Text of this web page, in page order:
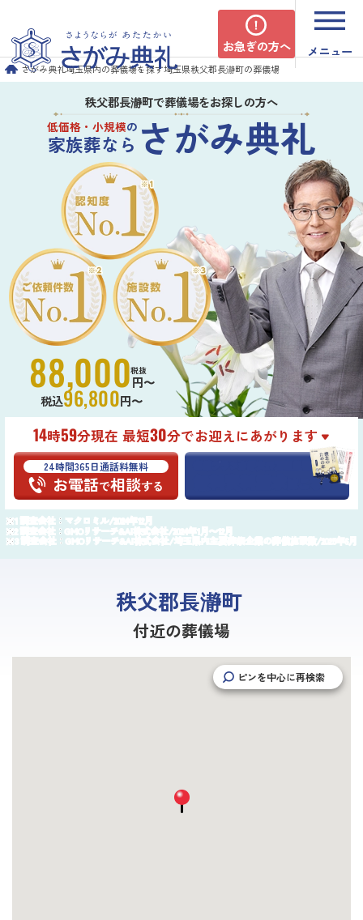
お急ぎの方へ メニュー
さがみ典礼埼玉県内の葬儀場を探す埼玉県秩父郡長瀞町の葬儀場
秩父郡長瀞町で葬儀場をお探しの方へ
低価格・小規模の
家族葬なら さがみ典礼
88,000税抜
円〜
税込96,800円〜
14時59分現在 最短30分でお迎えにあがります
24時間365日通話料無料
お電話で相談する はこちら
調査会社：マクロミル/2024年12月
調査会社：GMOリサーチ&AI株式会社/2024年1月〜12月
調査会社：GMOリサーチ&AI株式会社/埼玉県内主要葬祭企業の葬儀施設数/2025年6月
秩父郡長瀞町
付近の葬儀場
ピンを中心に再検索